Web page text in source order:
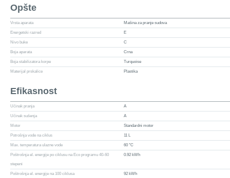
Opšte
Vrsta aparata Mašina za pranje sudova
Energetski razred E
Nivo buke C
Boja aparata Crna
Boja stabilizatora korpe Turquoise
Materijal prskalice Plastika
Efikasnost
Učinak pranja A
Učinak sušenja A
Motor Standardni motor
Potrošnja vode na ciklus 11 L
Max. temperatura ulazne vode 60 °C
Poštrošnja el. energije po ciklusu na Eco programu 40-60
stepeni
0.92 kWh
Poštrošnja el. energije na 100 ciklusa 92 kWh